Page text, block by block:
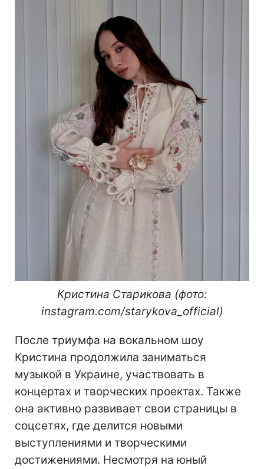
Кристина Старикова (фото:
instagram.com/starykova_official)
После триумфа на вокальном шоу
Кристина продолжила заниматься
музыкой в Украине, участвовать в
концертах и творческих проектах. Также
она активно развивает свои страницы в
соцсетях, где делится новыми
выступлениями и творческими
достижениями. Несмотря на юный